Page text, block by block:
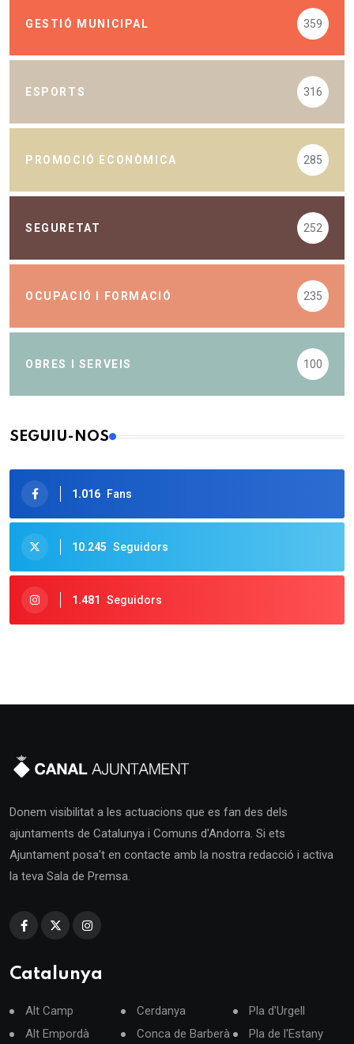
GESTIÓ MUNICIPAL 359
ESPORTS 316
PROMOCIÓ ECONÒMICA 285
SEGURETAT 252
OCUPACIÓ I FORMACIÓ 235
OBRES I SERVEIS 100
SEGUIU-NOS
1.016 Fans
10.245 Seguidors
1.481 Seguidors
Donem visibilitat a les actuacions que es fan des dels
ajuntaments de Catalunya i Comuns d'Andorra. Si ets
Ajuntament posa't en contacte amb la nostra redacció i activa
la teva Sala de Premsa.
Catalunya
Alt Camp
Alt Empordà
Cerdanya
Conca de Barberà
Pla d'Urgell
Pla de l'Estany